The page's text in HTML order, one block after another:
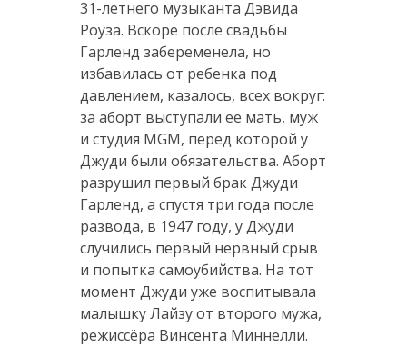
31-летнего музыканта Дэвида
Роуза. Вскоре после свадьбы
Гарленд забеременела, но
избавилась от ребенка под
давлением, казалось, всех вокруг:
за аборт выступали ее мать, муж
и студия MGM, перед которой у
Джуди были обязательства. Аборт
разрушил первый брак Джуди
Гарленд, а спустя три года после
развода, в 1947 году, у Джуди
случились первый нервный срыв
и попытка самоубийства. На тот
момент Джуди уже воспитывала
малышку Лайзу от второго мужа,
режиссёра Винсента Миннелли.